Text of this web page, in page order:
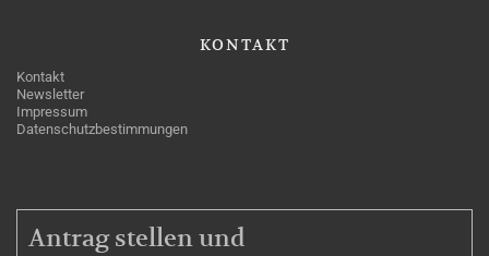
KONTAKT
Kontakt
Newsletter
Impressum
Datenschutzbestimmungen
MITGLIEDSCHAFT
Antrag stellen und